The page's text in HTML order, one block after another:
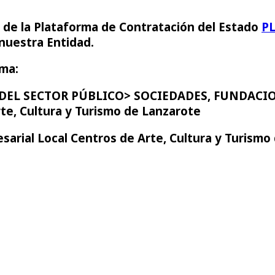
la Plataforma de Contratación del Estado
Entidad.
SECTOR PÚBLICO> SOCIEDADES,
Cultura y Turismo de Lanzarote
Local Centros de Arte, Cultura y